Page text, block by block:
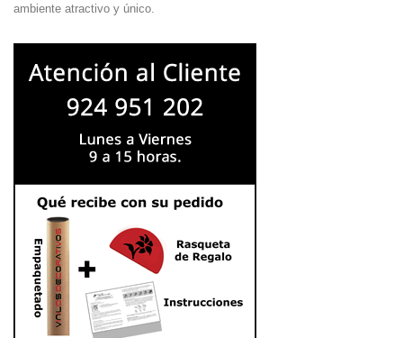
ambiente atractivo y único.